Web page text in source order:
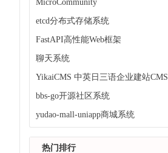
MicroCommunity
etcd分布式存储系统
FastAPI高性能Web框架
聊天系统
YikaiCMS 中英日三语企业建站CMS
bbs-go开源社区系统
yudao-mall-uniapp商城系统
热门排行